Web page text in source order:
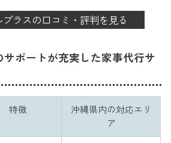
プラスの口コミ・評判を見る
ポートが充実した家事代行サ
特徴
沖縄県内の対応エリ
ア